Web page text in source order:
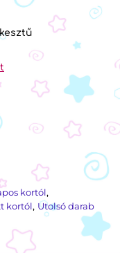
kortól,
kortól, Utolsó darab